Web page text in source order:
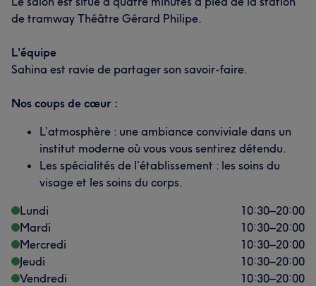
de tramway Théâtre Gérard Philipe.
L’équipe
Sahina est ravie de partager son savoir-faire.
Nos coups de cœur :
L’atmosphère : une ambiance conviviale dans un
institut moderne où vous vous sentirez détendu.
Les spécialités de l’établissement : les soins du
visage et les soins du corps.
Lundi
10:30–20:00
Mardi
10:30–20:00
Mercredi
10:30–20:00
Jeudi
10:30–20:00
Vendredi
10:30–20:00